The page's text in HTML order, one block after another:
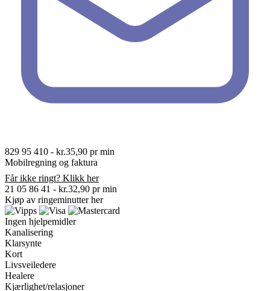
829 95 410 - kr.35,90 pr min
Mobilregning og faktura
Får ikke ringt? Klikk her
21 05 86 41 - kr.32,90 pr min
Kjøp av ringeminutterher
Ingen hjelpemidler
Kanalisering
Klarsynte
Kort
Livsveiledere
Healere
Kjærlighet/relasjoner